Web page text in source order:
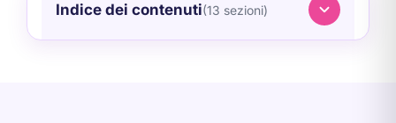
Indice dei contenuti(13 sezioni)